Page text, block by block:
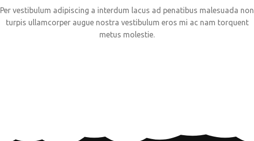
Per vestibulum adipiscing a interdum lacus ad penatibus malesuada non
turpis ullamcorper augue nostra vestibulum eros mi ac nam torquent
metus molestie.